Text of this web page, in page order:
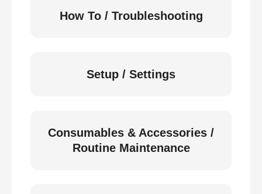
How To / Troubleshooting
Setup / Settings
Consumables & Accessories /
Routine Maintenance